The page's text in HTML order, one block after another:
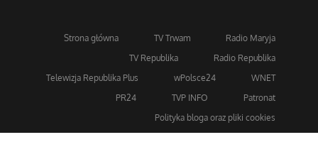
Strona główna TV Trwam
Radio Maryja
TV Republika
Radio Republika
Telewizja Republika Plus
wPolsce24
WNET
PR24
TVP INFO
Patronat
Polityka bloga oraz pliki cookies